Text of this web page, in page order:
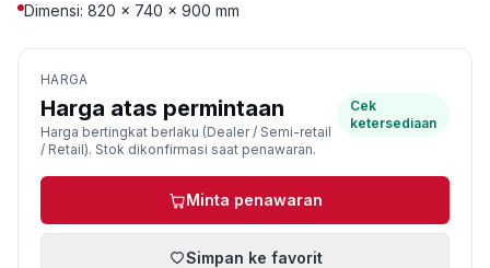
Dimensi: 820 × 740 × 900 mm
HARGA
Harga atas permintaan
Harga bertingkat berlaku (Dealer / Semi-retail
/ Retail). Stok dikonfirmasi saat penawaran.
Cek
ketersediaan
Minta penawaran
Simpan ke favorit